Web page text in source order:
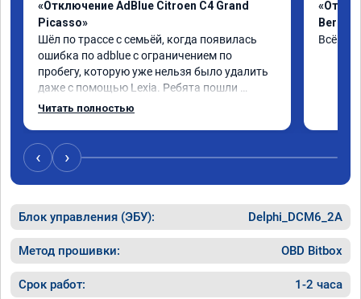
«Отключение AdBlue Citroen C4 Grand
Picasso»
Шёл по трассе с семьёй, когда появилась
ошибка по adblue с ограничением по
пробегу, которую уже нельзя было удалить
даже с помощью Lexia. Ребята пошли
навстречу, оперативно приняли и за час
Читать полностью
Всё
‹ ›
Блок управления (ЭБУ): Delphi_DCM6_2A
Метод прошивки: OBD Bitbox
Срок работ: 1-2 часа